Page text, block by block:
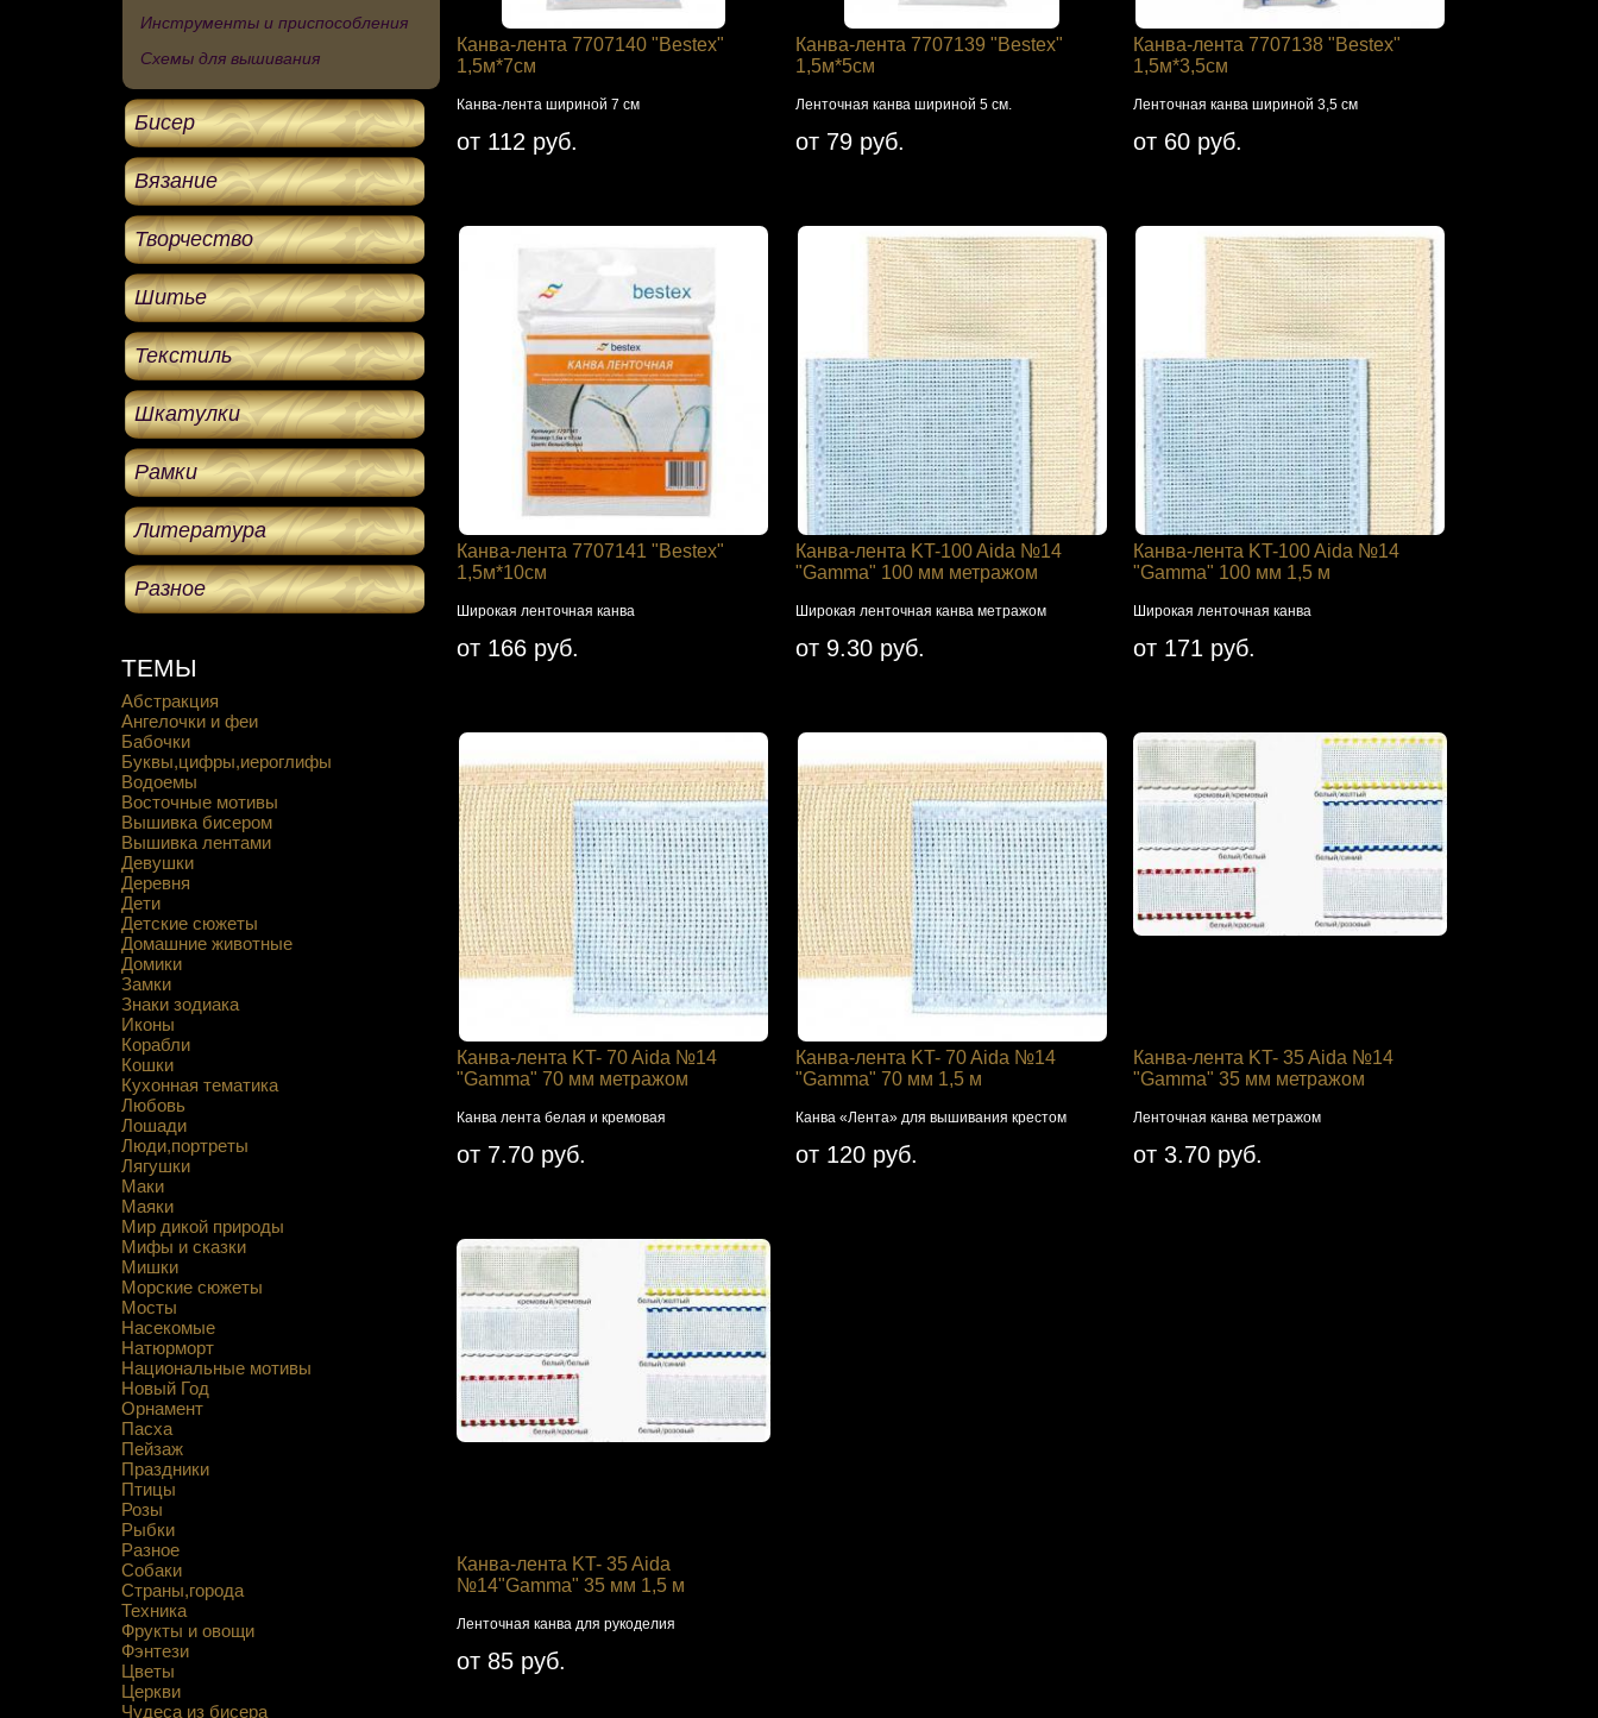
Инструменты и приспособления
Схемы для вышивания
Бисер
Вязание
Творчество
Шитье
Текстиль
Шкатулки
Рамки
Литература
Разное
ТЕМЫ
Абстракция
Ангелочки и феи
Бабочки
Буквы,цифры,иероглифы
Водоемы
Восточные мотивы
Вышивка бисером
Вышивка лентами
Девушки
Деревня
Дети
Детские сюжеты
Домашние животные
Домики
Замки
Знаки зодиака
Иконы
Корабли
Кошки
Кухонная тематика
Любовь
Лошади
Люди,портреты
Лягушки
Маки
Маяки
Мир дикой природы
Мифы и сказки
Мишки
Морские сюжеты
Мосты
Насекомые
Натюрморт
Национальные мотивы
Новый Год
Орнамент
Пасха
Пейзаж
Праздники
Птицы
Розы
Рыбки
Разное
Собаки
Страны,города
Техника
Фрукты и овощи
Фэнтези
Цветы
Церкви
Чудеса из бисера
Канва-лента 7707140 "Bestex"
1,5м*7см
Канва-лента шириной 7 см
от 112 руб.
Канва-лента 7707139 "Bestex"
1,5м*5см
Ленточная канва шириной 5 см.
от 79 руб.
Канва-лента 7707138 "Bestex"
1,5м*3,5см
Ленточная канва шириной 3,5 см
от 60 руб.
Канва-лента 7707141 "Bestex"
1,5м*10см
Широкая ленточная канва
от 166 руб.
Канва-лента KT-100 Aida №14
"Gamma" 100 мм метражом
Широкая ленточная канва метражом
от 9.30 руб.
Канва-лента KT-100 Aida №14
"Gamma" 100 мм 1,5 м
Широкая ленточная канва
от 171 руб.
Канва-лента KT- 70 Aida №14
"Gamma" 70 мм метражом
Канва лента белая и кремовая
от 7.70 руб.
Канва-лента KT- 70 Aida №14
"Gamma" 70 мм 1,5 м
Канва «Лента» для вышивания крестом
от 120 руб.
Канва-лента KT- 35 Aida №14
"Gamma" 35 мм метражом
Ленточная канва метражом
от 3.70 руб.
Канва-лента KT- 35 Aida
№14"Gamma" 35 мм 1,5 м
Ленточная канва для рукоделия
от 85 руб.